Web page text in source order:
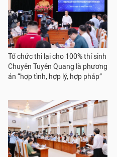
Tổ chức thi lại cho 100% thí sinh
Chuyên Tuyên Quang là phương
án “hợp tình, hợp lý, hợp pháp”